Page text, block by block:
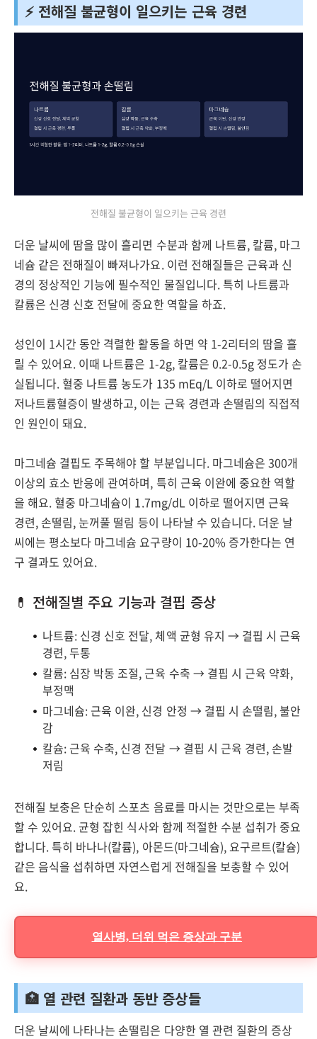
⚡ 전해질 불균형이 일으키는 근육 경련
전해질 불균형이 일으키는 근육 경련
더운 날씨에 땀을 많이 흘리면 수분과 함께 나트륨, 칼륨, 마그
네슘 같은 전해질이 빠져나가요. 이런 전해질들은 근육과 신
경의 정상적인 기능에 필수적인 물질입니다. 특히 나트륨과
칼륨은 신경 신호 전달에 중요한 역할을 하죠.
성인이 1시간 동안 격렬한 활동을 하면 약 1-2리터의 땀을 흘
릴 수 있어요. 이때 나트륨은 1-2g, 칼륨은 0.2-0.5g 정도가 손
실됩니다. 혈중 나트륨 농도가 135 mEq/L 이하로 떨어지면
저나트륨혈증이 발생하고, 이는 근육 경련과 손떨림의 직접적
인 원인이 돼요.
마그네슘 결핍도 주목해야 할 부분입니다. 마그네슘은 300개
이상의 효소 반응에 관여하며, 특히 근육 이완에 중요한 역할
을 해요. 혈중 마그네슘이 1.7mg/dL 이하로 떨어지면 근육
경련, 손떨림, 눈꺼풀 떨림 등이 나타날 수 있습니다. 더운 날
씨에는 평소보다 마그네슘 요구량이 10-20% 증가한다는 연
구 결과도 있어요.
💊 전해질별 주요 기능과 결핍 증상
나트륨: 신경 신호 전달, 체액 균형 유지 → 결핍 시 근육
경련, 두통
칼륨: 심장 박동 조절, 근육 수축 → 결핍 시 근육 약화,
부정맥
마그네슘: 근육 이완, 신경 안정 → 결핍 시 손떨림, 불안
감
칼슘: 근육 수축, 신경 전달 → 결핍 시 근육 경련, 손발
저림
전해질 보충은 단순히 스포츠 음료를 마시는 것만으로는 부족
할 수 있어요. 균형 잡힌 식사와 함께 적절한 수분 섭취가 중요
합니다. 특히 바나나(칼륨), 아몬드(마그네슘), 요구르트(칼슘)
같은 음식을 섭취하면 자연스럽게 전해질을 보충할 수 있어
요.
열사병, 더위 먹은 증상과 구분
🏥 열 관련 질환과 동반 증상들
더운 날씨에 나타나는 손떨림은 다양한 열 관련 질환의 증상